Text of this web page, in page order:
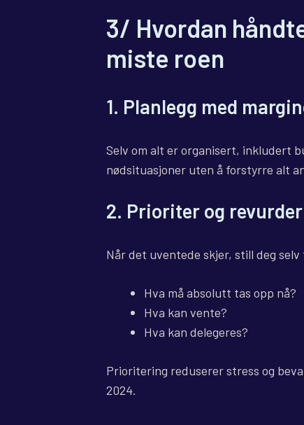
3/ Hvordan
miste roen
1. Planlegg med
Selv om alt er organisert, inkludert
nødsituasjoner uten å forstyrre alt
2. Prioriter og revurder
Når det uventede skjer, still deg selv
Hva må absolutt tas opp nå?
Hva kan vente?
Hva kan delegeres?
Prioritering reduserer stress og
2024.